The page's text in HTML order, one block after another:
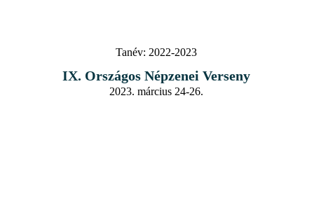
Tanév: 2022-2023
IX. Országos Népzenei Verseny
2023. március 24-26.